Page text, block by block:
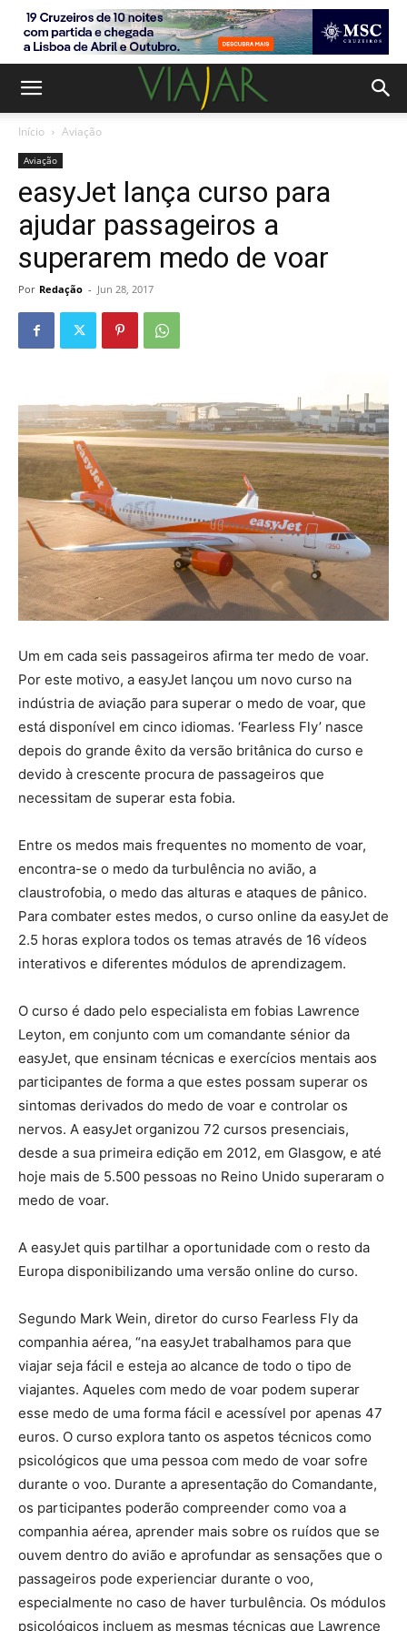
Início Aviação
Aviação
easyJet lança curso para
ajudar passageiros a
superarem medo de voar
Por Redação - Jun 28, 2017
Um em cada seis passageiros afirma ter medo de voar.
Por este motivo, a easyJet lançou um novo curso na
indústria de aviação para superar o medo de voar, que
está disponível em cinco idiomas. ‘Fearless Fly’ nasce
depois do grande êxito da versão britânica do curso e
devido à crescente procura de passageiros que
necessitam de superar esta fobia.
Entre os medos mais frequentes no momento de voar,
encontra-se o medo da turbulência no avião, a
claustrofobia, o medo das alturas e ataques de pânico.
Para combater estes medos, o curso online da easyJet de
2.5 horas explora todos os temas através de 16 vídeos
interativos e diferentes módulos de aprendizagem.
O curso é dado pelo especialista em fobias Lawrence
Leyton, em conjunto com um comandante sénior da
easyJet, que ensinam técnicas e exercícios mentais aos
participantes de forma a que estes possam superar os
sintomas derivados do medo de voar e controlar os
nervos. A easyJet organizou 72 cursos presenciais,
desde a sua primeira edição em 2012, em Glasgow, e até
hoje mais de 5.500 pessoas no Reino Unido superaram o
medo de voar.
A easyJet quis partilhar a oportunidade com o resto da
Europa disponibilizando uma versão online do curso.
Segundo Mark Wein, diretor do curso Fearless Fly da
companhia aérea, “na easyJet trabalhamos para que
viajar seja fácil e esteja ao alcance de todo o tipo de
viajantes. Aqueles com medo de voar podem superar
esse medo de uma forma fácil e acessível por apenas 47
euros. O curso explora tanto os aspetos técnicos como
psicológicos que uma pessoa com medo de voar sofre
durante o voo. Durante a apresentação do Comandante,
os participantes poderão compreender como voa a
companhia aérea, aprender mais sobre os ruídos que se
ouvem dentro do avião e aprofundar as sensações que o
passageiros pode experienciar durante o voo,
especialmente no caso de haver turbulência. Os módulos
psicológicos incluem as mesmas técnicas que Lawrence